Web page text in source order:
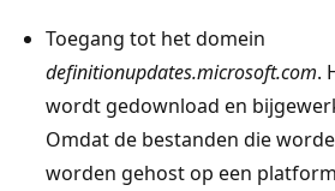
Toegang tot het domein
definitionupdates.microsoft.com.
wordt gedownload en
Omdat de bestanden die
worden gehost op een